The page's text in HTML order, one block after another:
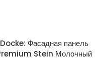
Docke: Фасадная панель
Stein Молочный